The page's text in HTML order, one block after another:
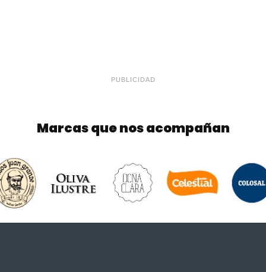
PUBLICIDAD
Marcas que nos acompañan